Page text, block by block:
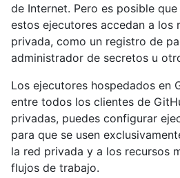
de Internet. Pero es posible
estos ejecutores accedan a los
privada, como un registro de
administrador de secretos u
Los ejecutores hospedados en
entre todos los clientes de
privadas, puedes configurar
para que se usen
la red privada y a los recursos
flujos de trabajo.